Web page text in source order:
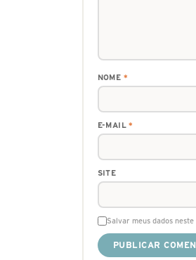
NOME *
E-MAIL*
SITE
Salvar meus dados